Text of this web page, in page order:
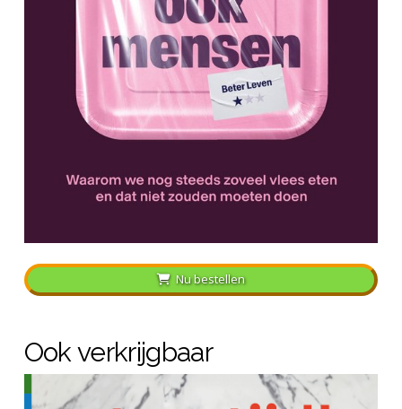
Nu bestellen
Ook verkrijgbaar